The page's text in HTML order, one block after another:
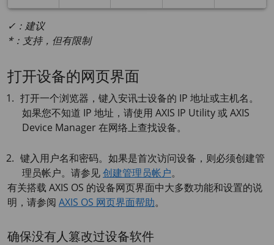
✓：建议
*：支持，但有限制
打开设备的网页界面
打开一个浏览器，键入安讯士设备的 IP 地址或主机名。
如果您不知道 IP 地址，请使用 AXIS IP Utility 或AXIS
Device Manager 在网络上查找设备。
键入用户名和密码。如果是首次访问设备，则必须创建管
理员帐户。请参见创建管理员帐户。
有关搭载 AXIS OS 的设备网页界面中大多数功能和设置的说
明，请参阅 AXIS OS 网页界面帮助。
确保没有人篡改过设备软件